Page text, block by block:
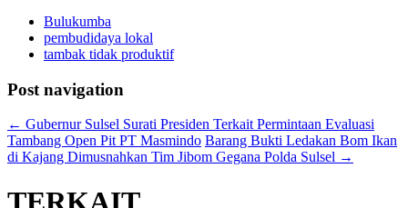
Bulukumba
pembudidaya lokal
tambak tidak produktif
Post navigation
← Gubernur Sulsel Surati Presiden Terkait Permintaan Evaluasi
Tambang Open Pit PT Masmindo Barang Bukti Ledakan Bom Ikan
di Kajang Dimusnahkan Tim Jibom Gegana Polda Sulsel →
TERKAIT